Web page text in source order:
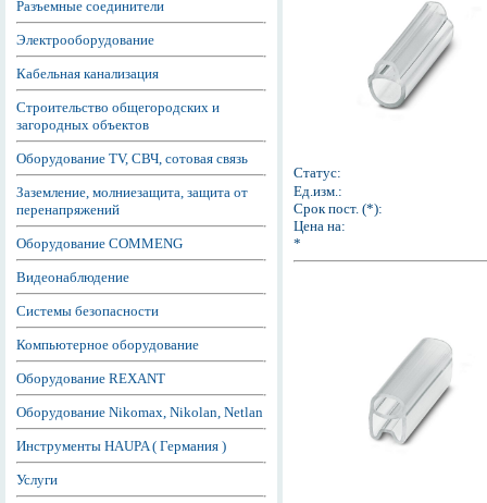
Разъемные соединители
Электрооборудование
Кабельная канализация
Строительство общегородских и
загородных объектов
Оборудование TV, СВЧ, сотовая связь
Заземление, молниезащита, защита от
перенапряжений
Оборудование COMMENG
Видеонаблюдение
Системы безопасности
Компьютерное оборудование
Оборудование REXANT
Оборудование Nikomax, Nikolan, Netlan
Инструменты HAUPA ( Германия )
Услуги
Статус:
Ед.изм.:
Срок пост. (*):
Цена на:
*